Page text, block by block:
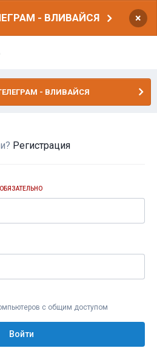
- ВЛИВАЙСЯ ×
- ВЛИВАЙСЯ
Регистрация
ОБЯЗАТЕЛЬНО
с общим доступом
Войти